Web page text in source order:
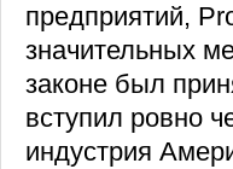
предприятий,
значительных
законе был
вступил ровно
индустрия